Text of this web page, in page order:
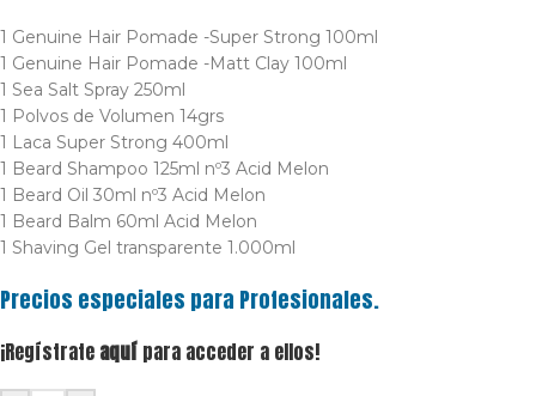
1 Genuine Hair Pomade -Super Strong 100ml
1 Genuine Hair Pomade -Matt Clay 100ml
1 Sea Salt Spray 250ml
1 Polvos de Volumen 14grs
1 Laca Super Strong 400ml
1 Beard Shampoo 125ml nº3 Acid Melon
1 Beard Oil 30ml nº3 Acid Melon
1 Beard Balm 60ml Acid Melon
1 Shaving Gel transparente 1.000ml
Precios especiales para Profesionales.
¡Regístrate aquí para acceder a ellos!